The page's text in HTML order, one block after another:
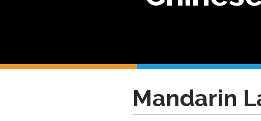
PLACE
스트
아랍어 능력 시험
미
교
Mandarin